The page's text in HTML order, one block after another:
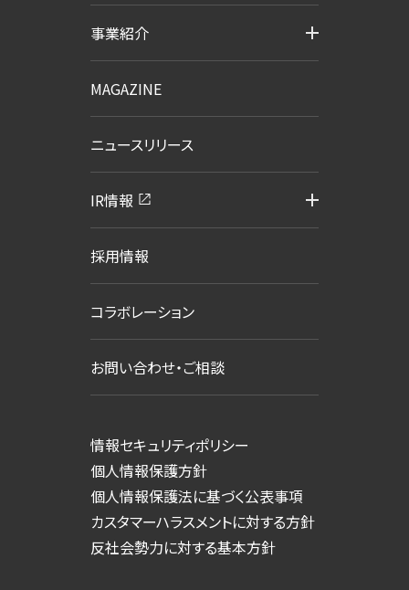
事業紹介
MAGAZINE
ニュースリリース
IR情報
採用情報
コラボレーション
お問い合わせ・ご相談
情報セキュリティポリシー
個人情報保護方針
個人情報保護法に基づく公表事項
カスタマーハラスメントに対する方針
反社会勢力に対する基本方針